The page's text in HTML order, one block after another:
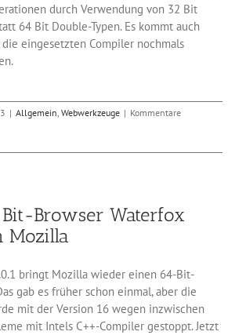
durch Verwendung von 32 Bit
64 Bit Double-Typen. Es kommt auch
die eingesetzten Compiler nochmals
| Allgemein Webwerkzeuge | Kommentare
Browser Waterfox
Mozilla
bringt Mozilla wieder einen 64-Bit-
gab es früher schon einmal, aber die
mit der Version 16 wegen inzwischen
mit Intels C++-Compiler gestoppt. Jetzt